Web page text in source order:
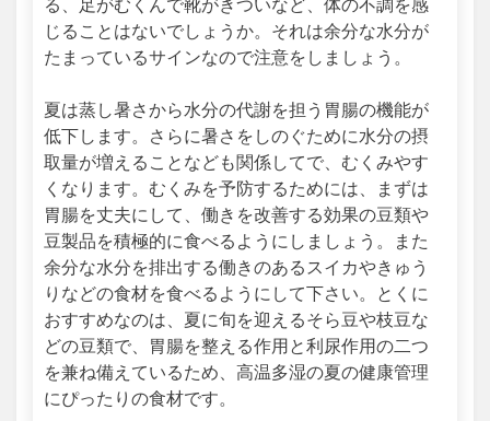
る、足がむくんで靴がきついなど、体の不調を感
じることはないでしょうか。それは余分な水分が
たまっているサインなので注意をしましょう。
夏は蒸し暑さから水分の代謝を担う胃腸の機能が
低下します。さらに暑さをしのぐために水分の摂
取量が増えることなども関係してで、むくみやす
くなります。むくみを予防するためには、まずは
胃腸を丈夫にして、働きを改善する効果の豆類や
豆製品を積極的に食べるようにしましょう。また
余分な水分を排出する働きのあるスイカやきゅう
りなどの食材を食べるようにして下さい。とくに
おすすめなのは、夏に旬を迎えるそら豆や枝豆な
どの豆類で、胃腸を整える作用と利尿作用の二つ
を兼ね備えているため、高温多湿の夏の健康管理
にぴったりの食材です。